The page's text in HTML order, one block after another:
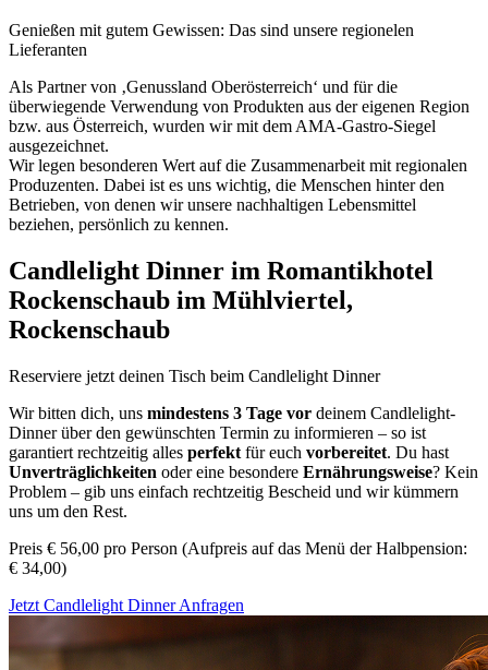
Genießen mit gutem Gewissen: Das sind unsere regionelen
Lieferanten
Als Partner von ‚Genussland Oberösterreich‘ und für die
überwiegende Verwendung von Produkten aus der eigenen Region
bzw. aus Österreich, wurden wir mit dem AMA-Gastro-Siegel
ausgezeichnet.
Wir legen besonderen Wert auf die Zusammenarbeit mit regionalen
Produzenten. Dabei ist es uns wichtig, die Menschen hinter den
Betrieben, von denen wir unsere nachhaltigen Lebensmittel
beziehen, persönlich zu kennen.
Candlelight Dinner im Romantikhotel
Rockenschaub im Mühlviertel,
Rockenschaub
Reserviere jetzt deinen Tisch beim Candlelight Dinner
Wir bitten dich, uns mindestens 3 Tage vor deinem Candlelight-
Dinner über den gewünschten Termin zu informieren – so ist
garantiert rechtzeitig alles perfekt für euch vorbereitet. Du hast
Unverträglichkeiten oder eine besondere Ernährungsweise? Kein
Problem – gib uns einfach rechtzeitig Bescheid und wir kümmern
uns um den Rest.
Preis € 56,00 pro Person (Aufpreis auf das Menü der Halbpension:
€ 34,00)
Jetzt Candlelight Dinner Anfragen